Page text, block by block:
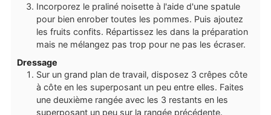
Incorporez le praliné noisette à l'aide d'une spatule
pour bien enrober toutes les pommes. Puis ajoutez
les fruits confits. Répartissez les dans la préparation
mais ne mélangez pas trop pour ne pas les écraser.
Dressage
Sur un grand plan de travail, disposez 3 crêpes côte
à côte en les superposant un peu entre elles. Faites
une deuxième rangée avec les 3 restants en les
superposant un peu sur la rangée précédente.